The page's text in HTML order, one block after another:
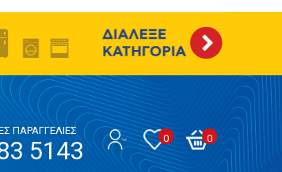
0
0
ΠΑΡΑΓΓΕΛΙΕΣ
5143